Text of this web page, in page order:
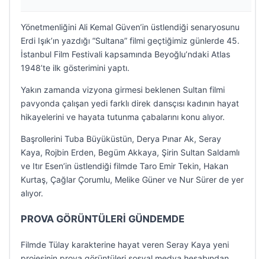
Yönetmenliğini Ali Kemal Güven’in üstlendiği senaryosunu
Erdi Işık’ın yazdığı “Sultana” filmi geçtiğimiz günlerde 45.
İstanbul Film Festivali kapsamında Beyoğlu’ndaki Atlas
1948’te ilk gösterimini yaptı.
Yakın zamanda vizyona girmesi beklenen Sultan filmi
pavyonda çalışan yedi farklı direk dansçısı kadının hayat
hikayelerini ve hayata tutunma çabalarını konu alıyor.
Başrollerini Tuba Büyüküstün, Derya Pınar Ak, Seray
Kaya, Rojbin Erden, Begüm Akkaya, Şirin Sultan Saldamlı
ve Itır Esen’in üstlendiği filmde Taro Emir Tekin, Hakan
Kurtaş, Çağlar Çorumlu, Melike Güner ve Nur Sürer de yer
alıyor.
PROVA GÖRÜNTÜLERİ GÜNDEMDE
Filmde Tülay karakterine hayat veren Seray Kaya yeni